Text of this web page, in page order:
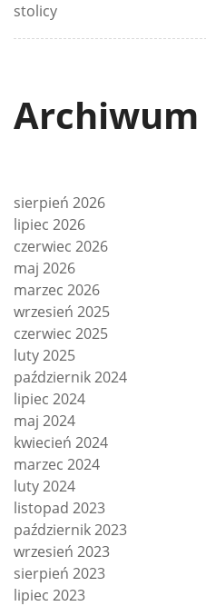
stolicy
sierpień 2026
lipiec 2026
czerwiec 2026
maj 2026
marzec 2026
wrzesień 2025
czerwiec 2025
luty 2025
październik 2024
lipiec 2024
maj 2024
kwiecień 2024
marzec 2024
luty 2024
listopad 2023
październik 2023
wrzesień 2023
sierpień 2023
lipiec 2023